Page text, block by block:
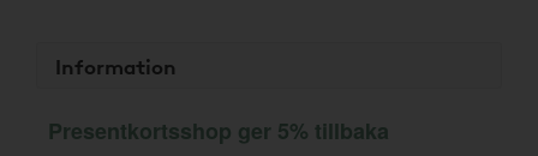
Information
Presentkortsshop ger 5% tillbaka